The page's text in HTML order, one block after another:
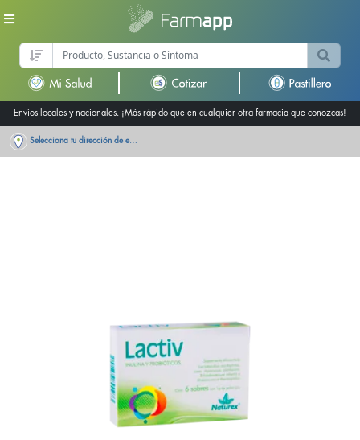
Envíos locales y nacionales. ¡Más rápido que en cualquier otra farmacia que conozcas!
Selecciona tu dirección de entrega